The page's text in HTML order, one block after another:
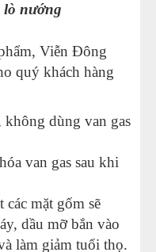
lò nướng
Viễn Đông
quý khách hàng
không dùng van gas
van gas sau khi
mặt gốm sẽ
dầu mỡ bắn vào
làm giảm tuổi thọ.